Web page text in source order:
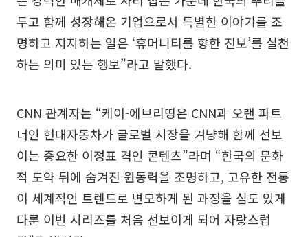
두고 함께 성장해온 기업으로서 특별한 이야기를 조
명하고 지지하는 일은 ‘휴머니티를 향한 진보’를 실천
하는 의미 있는 행보”라고 말했다.
CNN 관계자는 “케이-에브리띵은 CNN과 오랜 파트
너인 현대자동차가 글로벌 시장을 겨냥해 함께 선보
이는 중요한 이정표 격인 콘텐츠”라며 “한국의 문화
적 도약 뒤에 숨겨진 원동력을 조명하고, 고유한 전통
이 세계적인 트렌드로 변모하게 된 과정을 심도 있게
다룬 이번 시리즈를 처음 선보이게 되어 자랑스럽